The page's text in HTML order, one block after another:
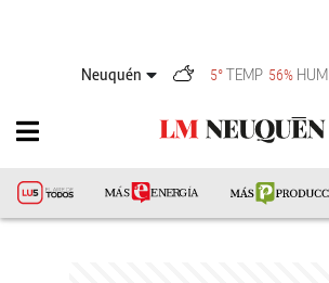
Neuquén 5°TEMP 56% HUM